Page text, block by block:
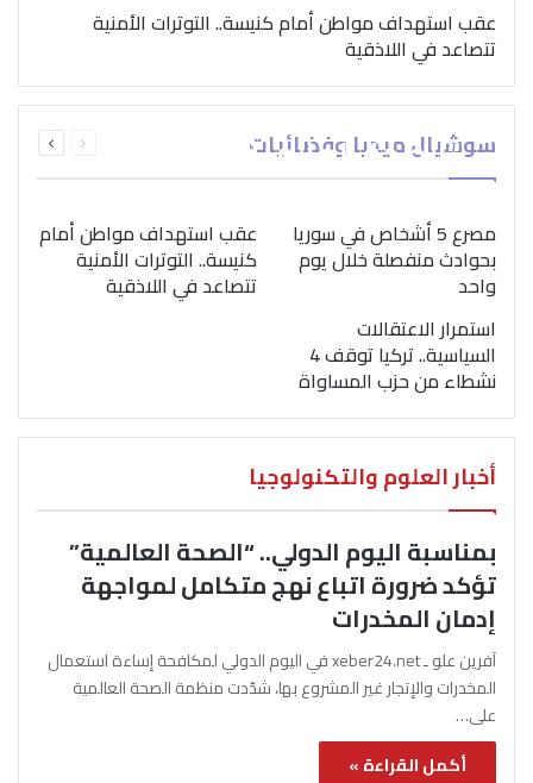
عقب استهداف مواطن أمام كنيسة.. التوترات الأمنية
تتصاعد في اللاذقية
سوشيال ميديا وفضائيات الصفحةالصفحة
بمناسبة اليوم الدولي..
“الصحة العالمية” تؤكد
ضرورة اتباع نهج متكامل
لمواجهة إدمان المخدرات
مصرع 5 أشخاص في سوريا
بحوادث منفصلة خلال يوم
واحد
عقب استهداف مواطن أمام
كنيسة.. التوترات الأمنية
تتصاعد في اللاذقية
استمرار الاعتقالات
السياسية.. تركيا توقف 4
نشطاء من حزب المساواة
أخبار العلوم والتكنولوجيا
بمناسبة اليوم الدولي.. “الصحة العالمية”
تؤكد ضرورة اتباع نهج متكامل لمواجهة
إدمان المخدرات
آفرين علو ـ xeber24.net في اليوم الدولي لمكافحة إساءة استعمال
المخدرات والإتجار غير المشروع بها، شدّدت منظمة الصحة العالمية
على…
أكمل القراءة »